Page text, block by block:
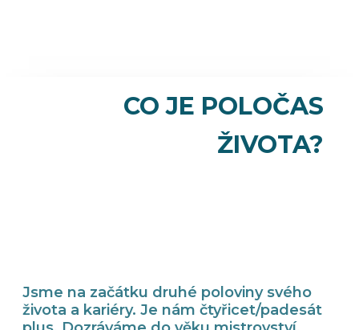
CO JE POLOČAS
ŽIVOTA?
Jsme na začátku druhé poloviny svého
života a kariéry. Je nám čtyřicet/padesát